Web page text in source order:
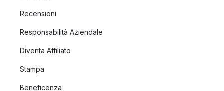
Recensioni
Responsabilità Aziendale
Diventa Affiliato
Stampa
Beneficenza